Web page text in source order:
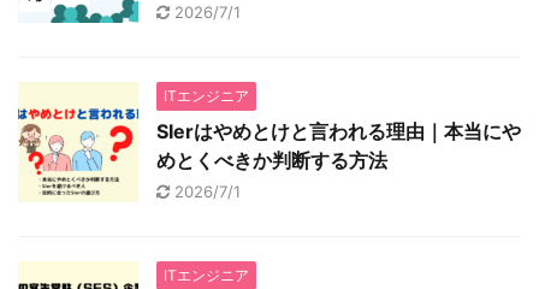
2026/7/1
ITエンジニア
SIerはやめとけと言われる理由｜本当にや
めとくべきか判断する方法
2026/7/1
ITエンジニア